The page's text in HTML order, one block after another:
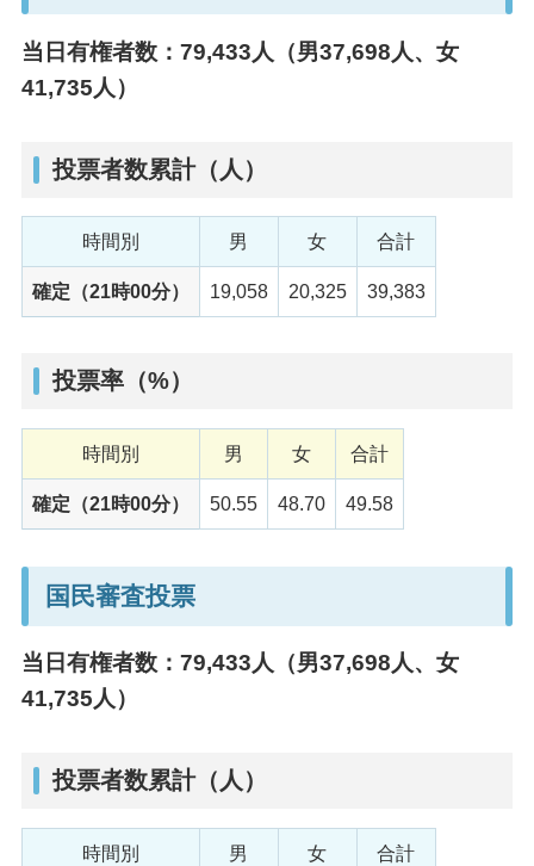
当日有権者数：79,433⼈（男37,698⼈、⼥
41,735⼈）
投票者数累計（人）
時間別 男 女 合計
確定（21時00分） 19,058 20,325 39,383
投票率（%）
時間別 男 女 合計
確定（21時00分） 50.55 48.70 49.58
国民審査投票
当日有権者数：79,433⼈（男37,698⼈、⼥
41,735⼈）
投票者数累計（人）
時間別 男 女 合計